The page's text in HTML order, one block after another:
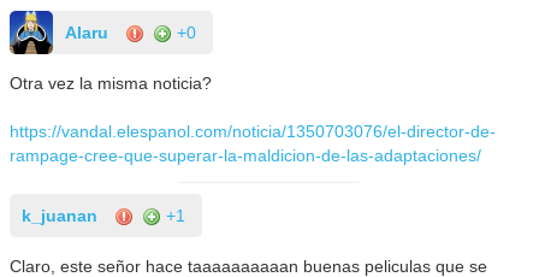
Alaru +0
Otra vez la misma noticia?
https://vandal.elespanol.com/noticia/1350703076/el-director-de-
rampage-cree-que-superar-la-maldicion-de-las-adaptaciones/
k_juanan +1
Claro, este señor hace taaaaaaaaaan buenas peliculas que se